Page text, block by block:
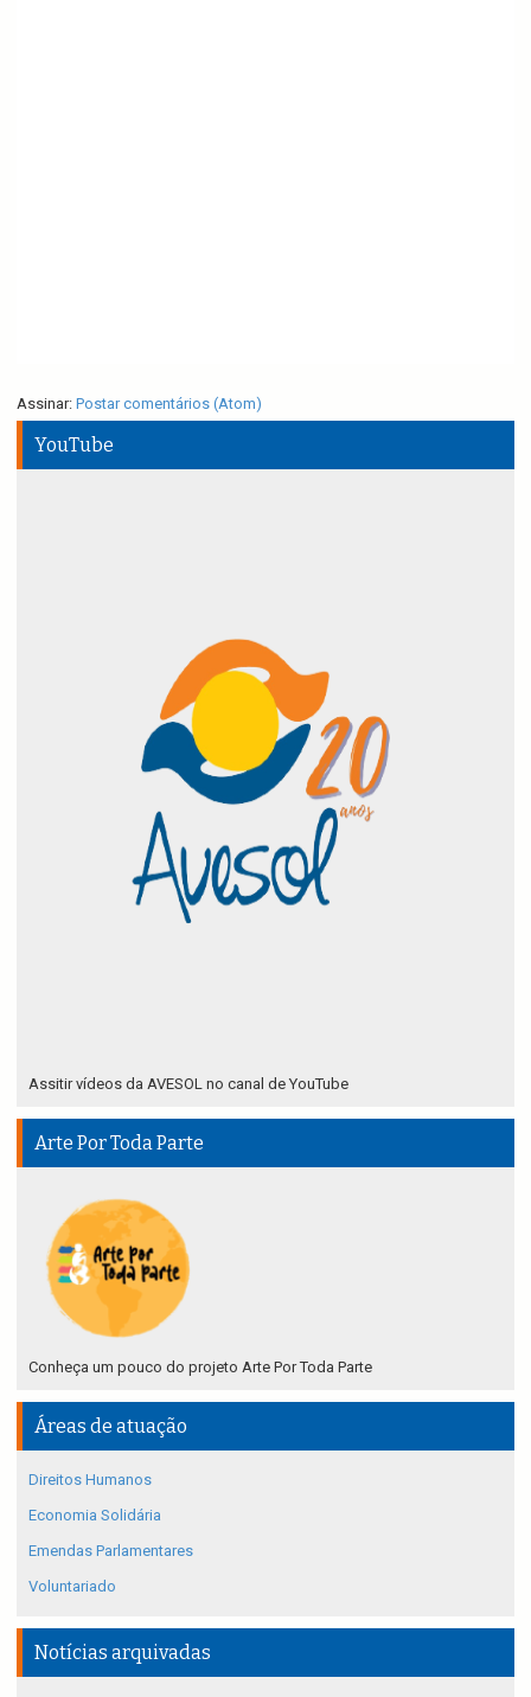
Assinar: Postar comentários (Atom)
YouTube
Assitir vídeos da AVESOL no canal de YouTube
Arte Por Toda Parte
Conheça um pouco do projeto Arte Por Toda Parte
Áreas de atuação
Direitos Humanos
Economia Solidária
Emendas Parlamentares
Voluntariado
Notícias arquivadas